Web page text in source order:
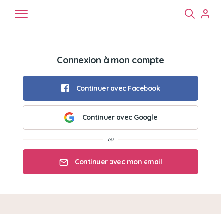
Chats
Connexion à mon compte
Continuer avec Facebook
Continuer avec Google
Continuer avec mon email